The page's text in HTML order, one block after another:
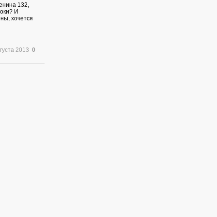
132,
И
хочется
2013 0